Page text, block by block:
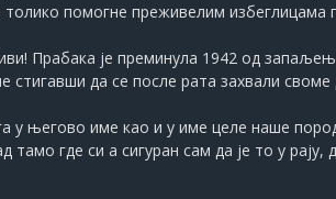
помогне преживелим избеглицама
Прабака је преминула 1942 од
стигавши да се после рата захвали
у његово име као и у име целе наше
где си а сигуран сам да је то у